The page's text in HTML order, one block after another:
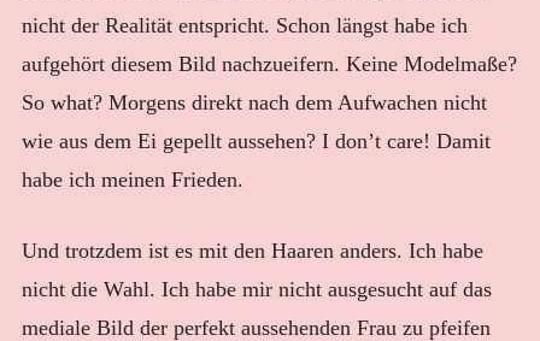
nicht der Realität entspricht. Schon längst habe ich
aufgehört diesem Bild nachzueifern. Keine Modelmaße?
So what? Morgens direkt nach dem Aufwachen nicht
wie aus dem Ei gepellt aussehen? I don’t care! Damit
habe ich meinen Frieden.
Und trotzdem ist es mit den Haaren anders. Ich habe
nicht die Wahl. Ich habe mir nicht ausgesucht auf das
mediale Bild der perfekt aussehenden Frau zu pfeifen